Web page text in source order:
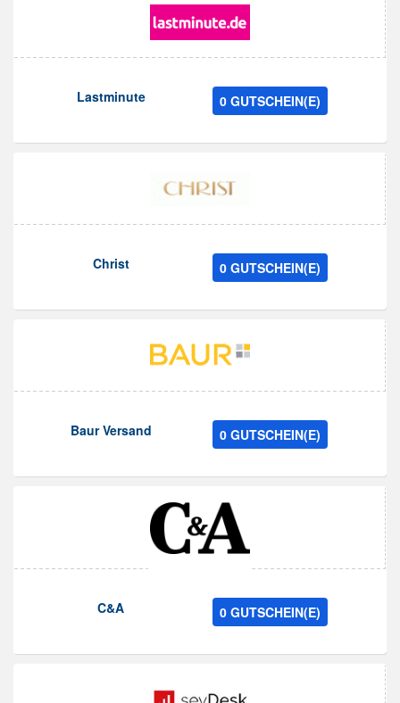
Lastminute 0 GUTSCHEIN(E)
Christ 0 GUTSCHEIN(E)
Baur Versand 0 GUTSCHEIN(E)
C&A 0 GUTSCHEIN(E)